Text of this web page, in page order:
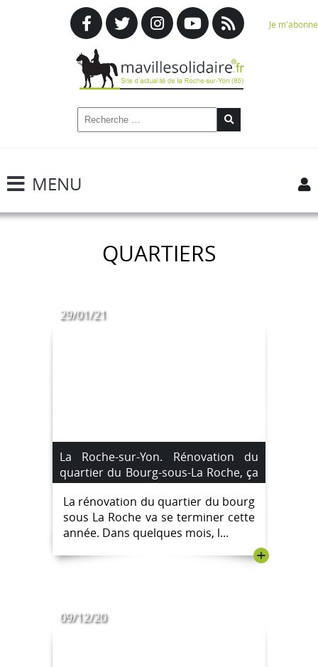
Je m'abonne
MENU
QUARTIERS
29/01/21
La Roche-sur-Yon. Rénovation du
quartier du Bourg-sous-La Roche, ça
avance !
La rénovation du quartier du bourg
sous La Roche va se terminer cette
année. Dans quelques mois, l...
+
09/12/20